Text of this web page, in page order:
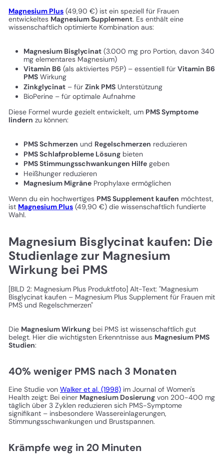
Magnesium Plus (49,90 €) ist ein speziell für Frauen
entwickeltes Magnesium Supplement. Es enthält eine
wissenschaftlich optimierte Kombination aus:
Magnesium Bisglycinat (3.000 mg pro Portion, davon 340
mg elementares Magnesium)
Vitamin B6 (als aktiviertes P5P) – essentiell für Vitamin B6
PMS Wirkung
Zinkglycinat – für Zink PMS Unterstützung
BioPerine – für optimale Aufnahme
Diese Formel wurde gezielt entwickelt, um PMS Symptome
lindern zu können:
PMS Schmerzen und Regelschmerzen reduzieren
PMS Schlafprobleme Lösung bieten
PMS Stimmungsschwankungen Hilfe geben
Heißhunger reduzieren
Magnesium Migräne Prophylaxe ermöglichen
Wenn du ein hochwertiges PMS Supplement kaufen möchtest,
ist Magnesium Plus (49,90 €) die wissenschaftlich fundierte
Wahl.
Magnesium Bisglycinat kaufen: Die
Studienlage zur Magnesium
Wirkung bei PMS
[BILD 2: Magnesium Plus Produktfoto] Alt-Text: "Magnesium
Bisglycinat kaufen – Magnesium Plus Supplement für Frauen mit
PMS und Regelschmerzen"
Die Magnesium Wirkung bei PMS ist wissenschaftlich gut
belegt. Hier die wichtigsten Erkenntnisse aus Magnesium PMS
Studien:
40% weniger PMS nach 3 Monaten
Eine Studie von Walker et al. (1998) im Journal of Women's
Health zeigt: Bei einer Magnesium Dosierung von 200-400 mg
täglich über 3 Zyklen reduzieren sich PMS-Symptome
signifikant – insbesondere Wassereinlagerungen,
Stimmungsschwankungen und Brustspannen.
Krämpfe weg in 20 Minuten